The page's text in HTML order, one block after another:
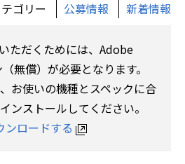
ゴリー 公募情報 新着情報
ただくためには、Adobe
無償）が必要となります。
お使いの機種とスペックに合
ンストールしてください。
ンロードする